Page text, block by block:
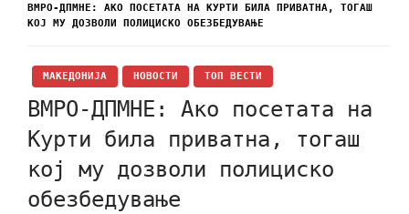
ВМРО-ДПМНЕ: АКО ПОСЕТАТА НА КУРТИ БИЛА ПРИВАТНА, ТОГАШ
КОЈ МУ ДОЗВОЛИ ПОЛИЦИСКО ОБЕЗБЕДУВАЊЕ
МАКЕДОНИЈА НОВОСТИ ТОП ВЕСТИ
ВМРО-ДПМНЕ: Ако посетата на
Курти била приватна, тогаш
кој му дозволи полициско
обезбедување